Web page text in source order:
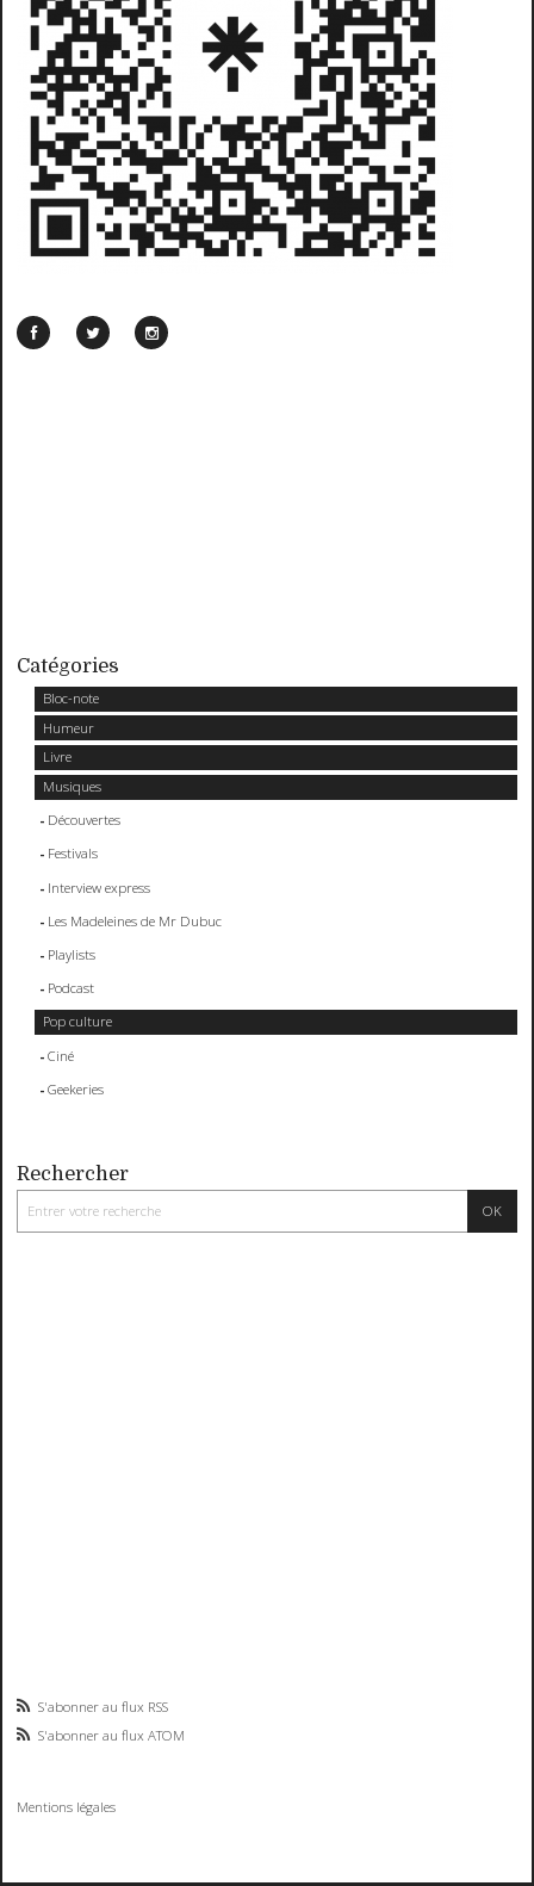
Catégories
Bloc-note
Humeur
Livre
Musiques
Découvertes
Festivals
Interview express
Les Madeleines de Mr Dubuc
Playlists
Podcast
Pop culture
Ciné
Geekeries
Rechercher
S'abonner au flux RSS
S'abonner au flux ATOM
Mentions légales